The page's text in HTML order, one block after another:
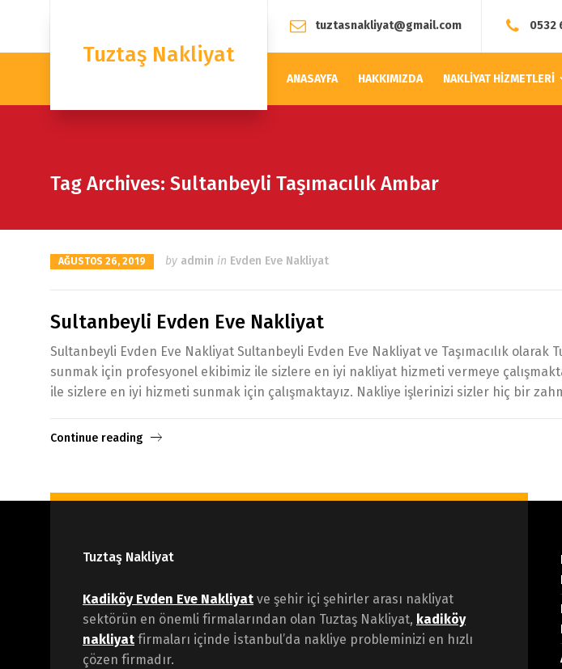
Tuztaş Nakliyat
tuztasnakliyat@gmail.com 0532
ANASAYFA HAKKIMIZDA NAKLİYAT HİZMETLERİ
Tag Archives: Sultanbeyli Taşımacılık Ambar
AĞUSTOS 26, 2019 by admin in Evden Eve Nakliyat
Sultanbeyli Evden Eve Nakliyat
Sultanbeyli Evden Eve Nakliyat Sultanbeyli Evden Eve Nakliyat ve Taşımacılık
sunmak için profesyonel ekibimiz ile sizlere en iyi nakliyat hizmeti vermeye
ile sizlere en iyi hizmeti sunmak için çalışmaktayız. Nakliye işlerinizi sizler hiç bir
Continue reading
Tuztaş Nakliyat
Kadiköy Evden Eve Nakliyat ve şehir içi şehirler arası nakliyat
sektörün en önemli firmalarından olan Tuztaş Nakliyat, kadiköy
nakliyat firmaları içinde İstanbul’da nakliye probleminizi en hızlı
çözen firmadır.